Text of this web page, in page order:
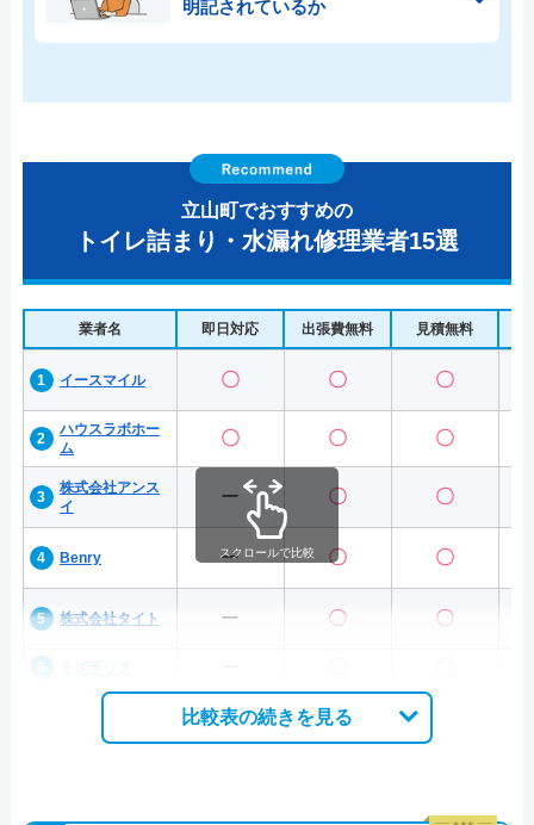
明記されているか
立山町でおすすめの
トイレ詰まり・水漏れ修理業者15選
業者名 即日対応 出張費無料 見積無料
イースマイル 〇 〇 〇
ハウスラボホー
ム
〇 〇 〇
株式会社アンス
イ
ー 〇 〇
Benry ー 〇 〇
株式会社タイト ー 〇 〇
スクロールで比較
比較表の続きを見る